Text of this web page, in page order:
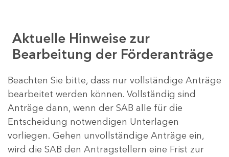
Aktuelle Hinweise zur
Bearbeitung der Förderanträge
Beachten Sie bitte, dass nur vollständige Anträge
bearbeitet werden können. Vollständig sind
Anträge dann, wenn der SAB alle für die
Entscheidung notwendigen Unterlagen
vorliegen. Gehen unvollständige Anträge ein,
wird die SAB den Antragstellern eine Frist zur